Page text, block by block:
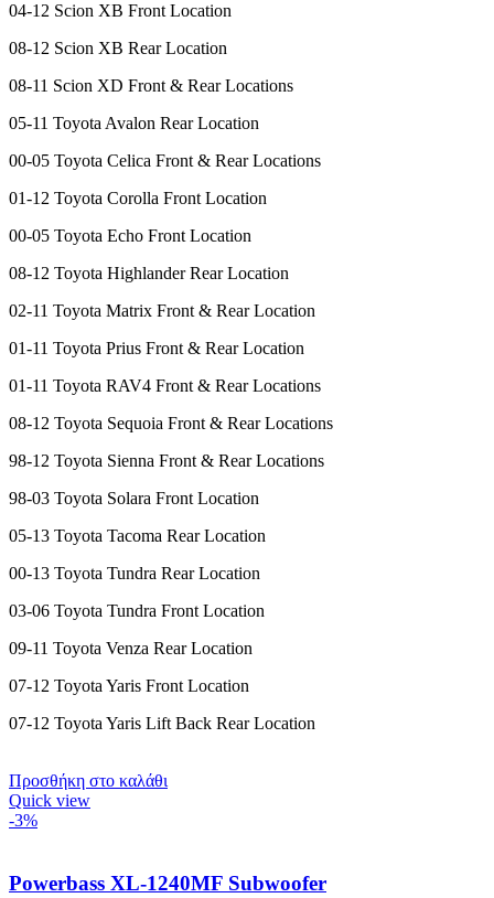
04-12 Scion XB Front Location
08-12 Scion XB Rear Location
08-11 Scion XD Front & Rear Locations
05-11 Toyota Avalon Rear Location
00-05 Toyota Celica Front & Rear Locations
01-12 Toyota Corolla Front Location
00-05 Toyota Echo Front Location
08-12 Toyota Highlander Rear Location
02-11 Toyota Matrix Front & Rear Location
01-11 Toyota Prius Front & Rear Location
01-11 Toyota RAV4 Front & Rear Locations
08-12 Toyota Sequoia Front & Rear Locations
98-12 Toyota Sienna Front & Rear Locations
98-03 Toyota Solara Front Location
05-13 Toyota Tacoma Rear Location
00-13 Toyota Tundra Rear Location
03-06 Toyota Tundra Front Location
09-11 Toyota Venza Rear Location
07-12 Toyota Yaris Front Location
07-12 Toyota Yaris Lift Back Rear Location
Προσθήκη στο καλάθι
Quick view
-3%
Powerbass XL-1240MF Subwoofer